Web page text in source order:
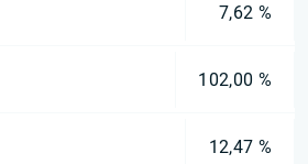
7,62 %
102,00 %
12,47 %